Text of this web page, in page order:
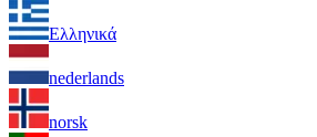
Ελληνικά
nederlands
norsk